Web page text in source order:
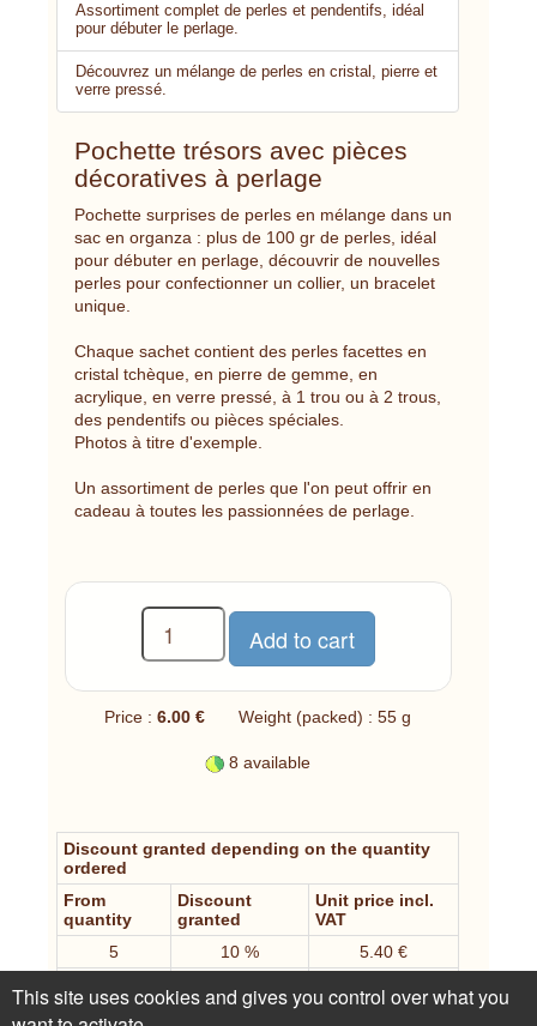
Assortiment complet de perles et pendentifs, idéal
pour débuter le perlage.
Découvrez un mélange de perles en cristal, pierre et
verre pressé.
Pochette trésors avec pièces
décoratives à perlage
Pochette surprises de perles en mélange dans un
sac en organza : plus de 100 gr de perles, idéal
pour débuter en perlage, découvrir de nouvelles
perles pour confectionner un collier, un bracelet
unique.
Chaque sachet contient des perles facettes en
cristal tchèque, en pierre de gemme, en
acrylique, en verre pressé, à 1 trou ou à 2 trous,
des pendentifs ou pièces spéciales.
Photos à titre d'exemple.
Un assortiment de perles que l'on peut offrir en
cadeau à toutes les passionnées de perlage.
Price :6.00 € Weight (packed) : 55 g
8 available
Discount granted depending on the quantity
ordered
From
quantity
Discount
granted
Unit price incl.
VAT
5
10 %
5.40 €
20
This site uses cookies and gives you control over what you